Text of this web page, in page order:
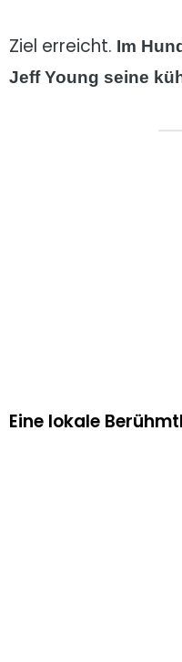
Ziel erreicht. Im
Jeff Young seine
Eine lokale